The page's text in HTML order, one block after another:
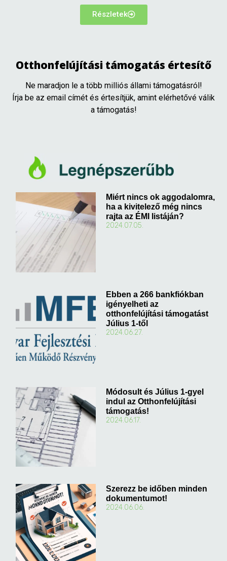
Részletek
Otthonfelújítási támogatás értesítő
Ne maradjon le a több milliós állami támogatásról!
Írja be az email címét és értesítjük, amint elérhetővé válik
a támogatás!
Miért nincs ok aggodalomra,
ha a kivitelező még nincs
rajta az ÉMI listáján?
2024.07.05.
Ebben a 266 bankfiókban
igényelheti az
otthonfelújítási támogatást
Július 1-től
2024.06.27.
Módosult és Július 1-gyel
indul az Otthonfelújítási
támogatás!
2024.06.17.
Szerezz be időben minden
dokumentumot!
2024.06.06.